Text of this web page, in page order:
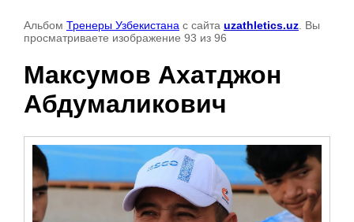
Альбом Тренеры Узбекистана с сайта uzathletics.uz . Вы
просматриваете изображение 93 из 96
Максумов Ахатджон
Абдумаликович